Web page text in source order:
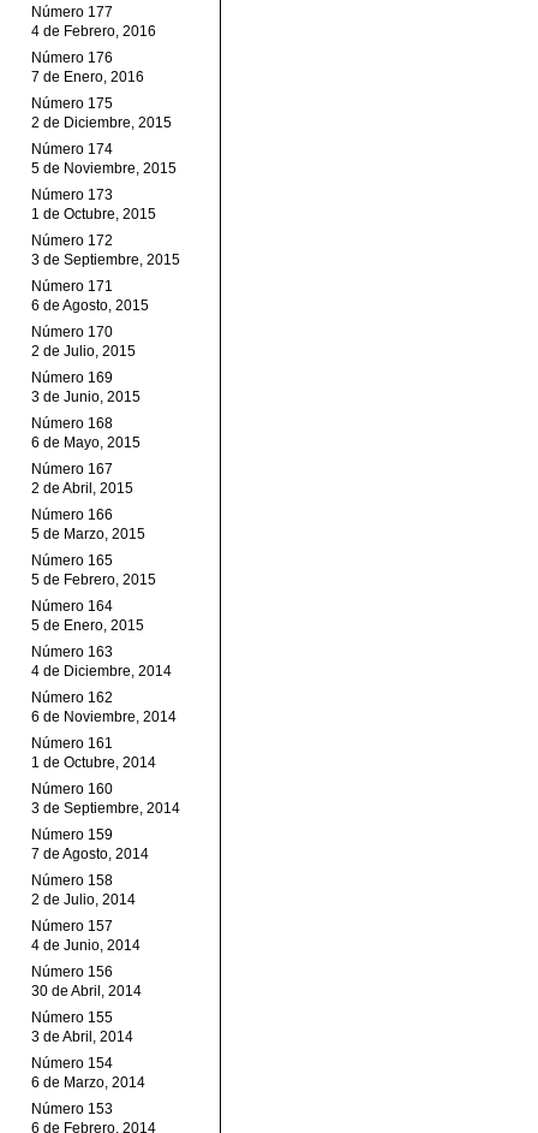
Número 177
4 de Febrero, 2016
Número 176
7 de Enero, 2016
Número 175
2 de Diciembre, 2015
Número 174
5 de Noviembre, 2015
Número 173
1 de Octubre, 2015
Número 172
3 de Septiembre, 2015
Número 171
6 de Agosto, 2015
Número 170
2 de Julio, 2015
Número 169
3 de Junio, 2015
Número 168
6 de Mayo, 2015
Número 167
2 de Abril, 2015
Número 166
5 de Marzo, 2015
Número 165
5 de Febrero, 2015
Número 164
5 de Enero, 2015
Número 163
4 de Diciembre, 2014
Número 162
6 de Noviembre, 2014
Número 161
1 de Octubre, 2014
Número 160
3 de Septiembre, 2014
Número 159
7 de Agosto, 2014
Número 158
2 de Julio, 2014
Número 157
4 de Junio, 2014
Número 156
30 de Abril, 2014
Número 155
3 de Abril, 2014
Número 154
6 de Marzo, 2014
Número 153
6 de Febrero, 2014